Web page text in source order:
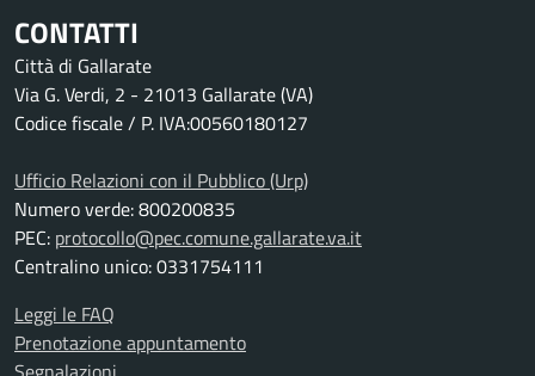
CONTATTI
Città di Gallarate
Via G. Verdi, 2 - 21013 Gallarate (VA)
Codice fiscale / P. IVA:00560180127
Ufficio Relazioni con il Pubblico (Urp)
Numero verde: 800200835
PEC: protocollo@pec.comune.gallarate.va.it
Centralino unico: 0331754111
Leggi le FAQ
Prenotazione appuntamento